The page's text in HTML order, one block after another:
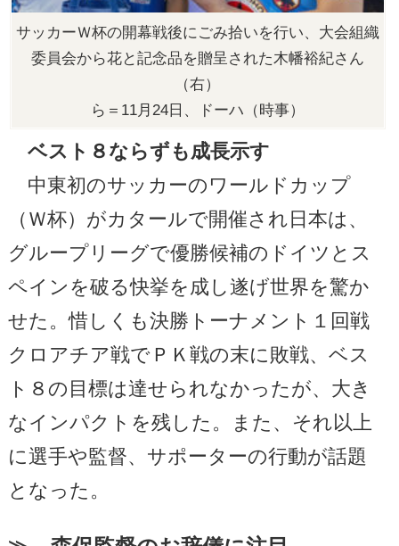
サッカーＷ杯の開幕戦後にごみ拾いを行い、大会組織
委員会から花と記念品を贈呈された木幡裕紀さん
（右）
ら＝11月24日、ドーハ（時事）
ベスト８ならずも成長示す
中東初のサッカーのワールドカップ
（Ｗ杯）がカタールで開催され日本は、
グループリーグで優勝候補のドイツとス
ペインを破る快挙を成し遂げ世界を驚か
せた。惜しくも決勝トーナメント１回戦
クロアチア戦でＰＫ戦の末に敗戦、ベス
ト８の目標は達せられなかったが、大き
なインパクトを残した。また、それ以上
に選手や監督、サポーターの行動が話題
となった。